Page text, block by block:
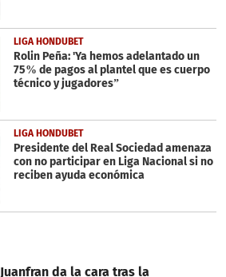
LIGA HONDUBET
Rolin Peña: 'Ya hemos adelantado un
75% de pagos al plantel que es cuerpo
técnico y jugadores”
LIGA HONDUBET
Presidente del Real Sociedad amenaza
con no participar en Liga Nacional si no
reciben ayuda económica
Juanfran da la cara tras la